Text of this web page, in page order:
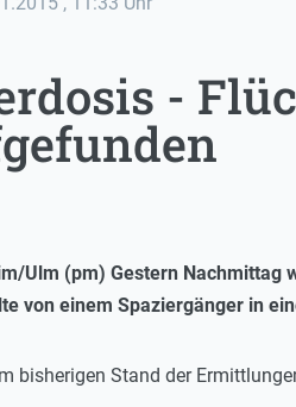
-
Ulm (pm) Gestern Nachmittag
von einem Spaziergänger in
bisherigen Stand der